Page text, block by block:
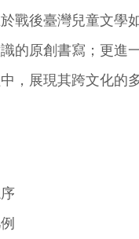
戰後臺灣兒童文學
的原創書寫；更進
，展現其跨文化的